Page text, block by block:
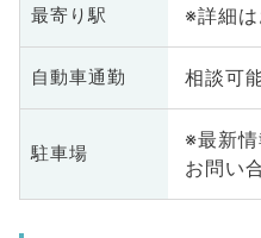
最寄り駅 ※詳細
自動車通勤 相談可
駐車場
※最新
お問い